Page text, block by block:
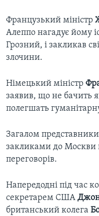
Французький міністр
Алеппо нагадує йому
Грозний, і закликав
злочини.
Німецький міністр
заявив, що не бачить
полегшать
Загалом
закликами до Москви
переговорів.
Напередодні під час
секретарем США
британський колега